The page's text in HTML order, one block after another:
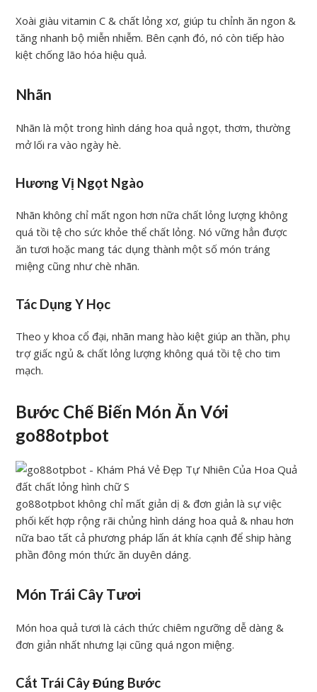
Xoài giàu vitamin C & chất lỏng xơ, giúp tu chỉnh ăn ngon &
tăng nhanh bộ miễn nhiễm. Bên cạnh đó, nó còn tiếp hào
kiệt chống lão hóa hiệu quả.
Nhãn
Nhãn là một trong hình dáng hoa quả ngọt, thơm, thường
mở lối ra vào ngày hè.
Hương Vị Ngọt Ngào
Nhãn không chỉ mất ngon hơn nữa chất lỏng lượng không
quá tồi tệ cho sức khỏe thể chất lỏng. Nó vững hẳn được
ăn tươi hoặc mang tác dụng thành một số món tráng
miệng cũng như chè nhãn.
Tác Dụng Y Học
Theo y khoa cổ đại, nhãn mang hào kiệt giúp an thần, phụ
trợ giấc ngủ & chất lỏng lượng không quá tồi tệ cho tim
mạch.
Bước Chế Biến Món Ăn Với
go88otpbot
go88otpbot không chỉ mất giản dị & đơn giản là sự việc
phối kết hợp rộng rãi chủng hình dáng hoa quả & nhau hơn
nữa bao tất cả phương pháp lấn át khía cạnh để ship hàng
phần đông món thức ăn duyên dáng.
Món Trái Cây Tươi
Món hoa quả tươi là cách thức chiêm ngưỡng dễ dàng &
đơn giản nhất nhưng lại cũng quá ngon miệng.
Cắt Trái Cây Đúng Bước